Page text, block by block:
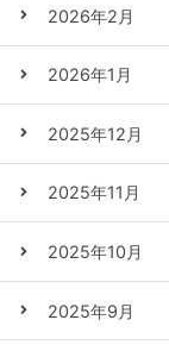
2026年2月
2026年1月
2025年12月
2025年11月
2025年10月
2025年9月